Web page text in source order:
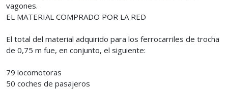
vagones.
EL MATERIAL COMPRADO POR LA RED
El total del material adquirido para los ferrocarriles de trocha
de 0,75 m fue, en conjunto, el siguiente:
79 locomotoras
50 coches de pasajeros